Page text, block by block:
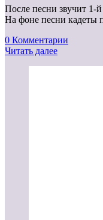
После песни звучит 1-
На фоне песни кадеты
0 Комментарии
Читать далее